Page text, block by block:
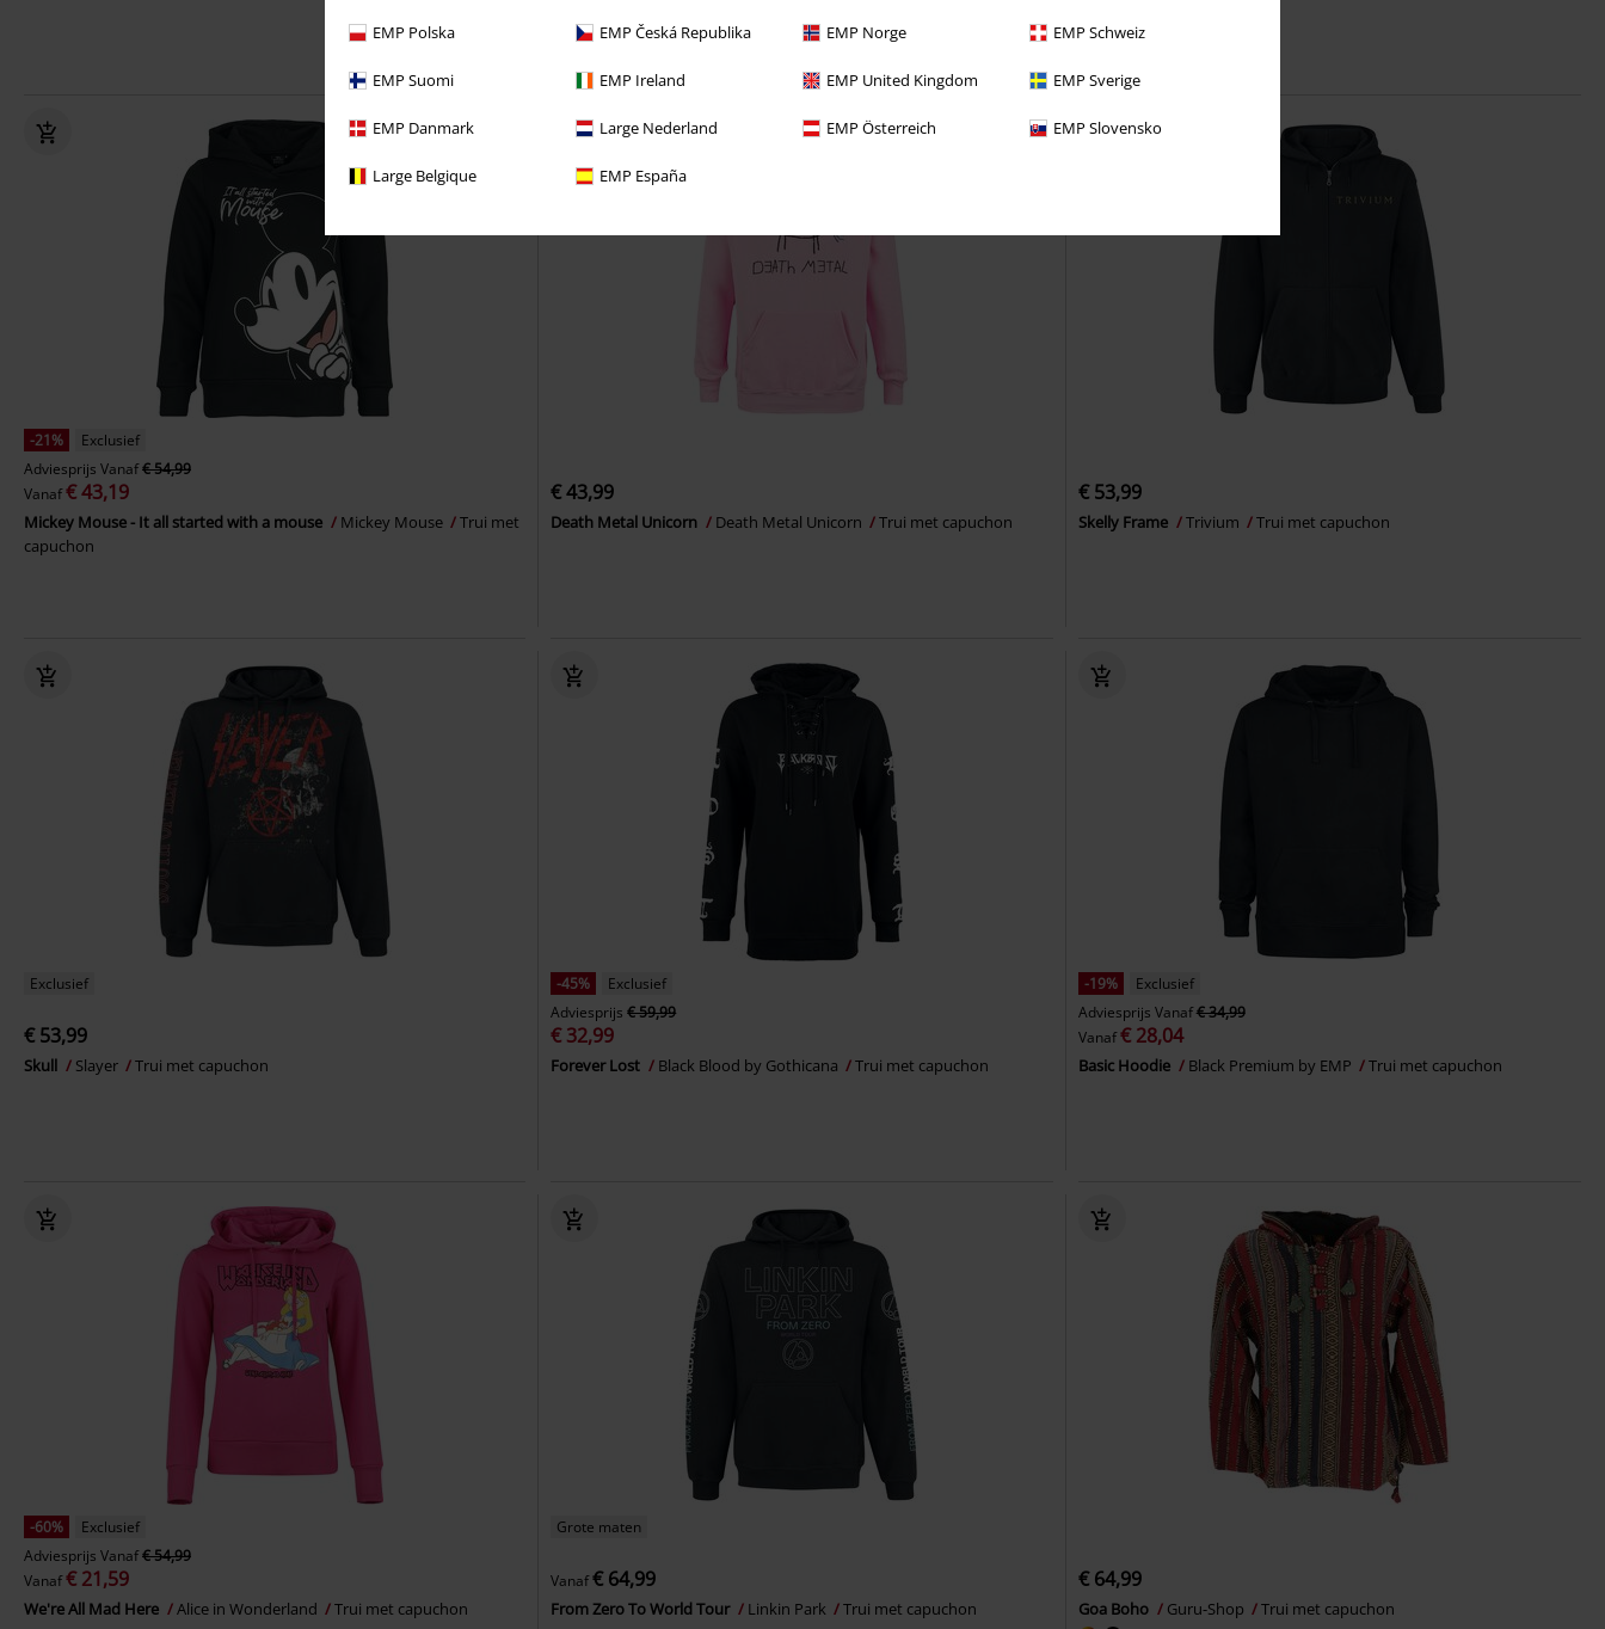
EMP Polska EMP Česká Republika EMP Norge EMP Schweiz
EMP Suomi EMP Ireland EMP United Kingdom EMP Sverige
EMP Danmark Large Nederland EMP Österreich EMP Slovensko
Large Belgique EMP España
-21%
Exclusief
Adviesprijs Vanaf€ 54,99
Vanaf€ 43,19
Mickey Mouse - It all started with a mouse Mickey Mouse
Trui met
capuchon
€ 43,99
Death Metal Unicorn Death Metal Unicorn Trui met capuchon
€ 53,99
Skelly Frame Trivium Trui met capuchon
Exclusief
€ 53,99
Skull Slayer Trui met capuchon
-45%
Exclusief
Adviesprijs € 59,99
€ 32,99
Forever Lost Black Blood by Gothicana Trui met capuchon
-19%
Exclusief
Adviesprijs Vanaf€ 34,99
Vanaf€ 28,04
Basic Hoodie Black Premium by EMP Trui met capuchon
-60%
Exclusief
Adviesprijs Vanaf€ 54,99
Vanaf€ 21,59
We're All Mad Here Alice in Wonderland Trui met capuchon
Grote maten
Vanaf€ 64,99
From Zero To World Tour Linkin Park Trui met capuchon
€ 64,99
Goa Boho Guru-Shop Trui met capuchon